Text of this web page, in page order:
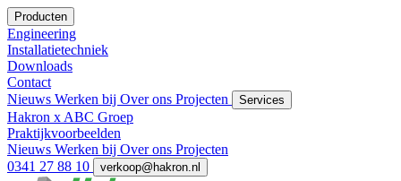
Producten
Engineering
Installatietechniek
Downloads
Contact
Nieuws Werken bij Over ons Projecten Services
Hakron x ABC Groep
Praktijkvoorbeelden
Nieuws Werken bij Over ons Projecten
0341 27 88 10
verkoop@hakron.nl